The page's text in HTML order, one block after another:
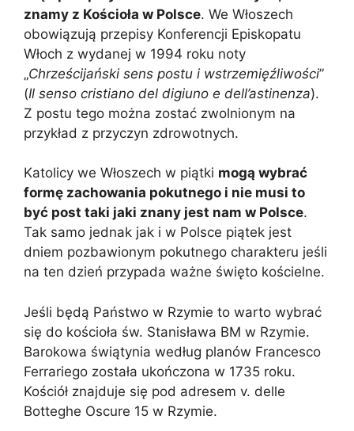
znamy z Kościoła w Polsce. We Włoszech
obowiązują przepisy Konferencji Episkopatu
Włoch z wydanej w 1994 roku noty
„Chrześcijański sens postu i wstrzemięźliwości”
(Il senso cristiano del digiuno e dell’astinenza).
Z postu tego można zostać zwolnionym na
przykład z przyczyn zdrowotnych.
Katolicy we Włoszech w piątki mogą wybrać
formę zachowania pokutnego i nie musi to
być post taki jaki znany jest nam w Polsce.
Tak samo jednak jak i w Polsce piątek jest
dniem pozbawionym pokutnego charakteru jeśli
na ten dzień przypada ważne święto kościelne.
Jeśli będą Państwo w Rzymie to warto wybrać
się do kościoła św. Stanisława BM w Rzymie.
Barokowa świątynia według planów Francesco
Ferrariego została ukończona w 1735 roku.
Kościół znajduje się pod adresem v. delle
Botteghe Oscure 15 w Rzymie.